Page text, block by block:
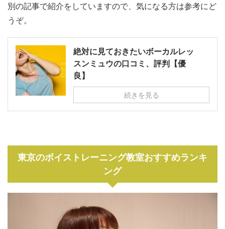
別の記事で紹介をしていますので、気になる方は参考にど
うぞ。
絶対に見ておきたいボーカルレッ
スンミュウの口コミ、評判【優
良】
続きを見る
東京のボイストレーニング教室おすすめランキ
ング